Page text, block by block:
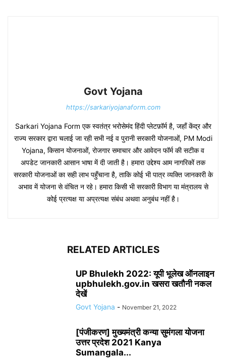
Govt Yojana
https://sarkariyojanaform.com
Sarkari Yojana Form एक स्वतंत्र भरोसेमंद हिंदी प्लेटफ़ॉर्म है, जहाँ केंद्र और
राज्य सरकार द्वारा चलाई जा रही सभी नई व पुरानी सरकारी योजनाओं, PM Modi
Yojana, किसान योजनाओं, रोजगार समाचार और आवेदन फॉर्म की सटीक व
अपडेट जानकारी आसान भाषा में दी जाती है। हमारा उद्देश्य आम नागरिकों तक
सरकारी योजनाओं का सही लाभ पहुँचाना है, ताकि कोई भी पात्र व्यक्ति जानकारी के
अभाव में योजना से वंचित न रहे। हमारा किसी भी सरकारी विभाग या मंत्रालय से
कोई प्रत्यक्ष या अप्रत्यक्ष संबंध अथवा अनुबंध नहीं है।
RELATED ARTICLES
UP Bhulekh 2022: यूपी भूलेख ऑनलाइन
upbhulekh.gov.in खसरा खतौनी नकल
देखें
Govt Yojana - November 21, 2022
[पंजीकरण] मुख्यमंत्री कन्या सुमंगला योजना
उत्तर प्रदेश 2021 Kanya
Sumangala...